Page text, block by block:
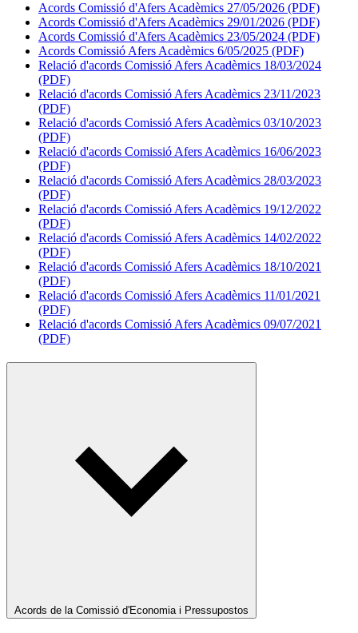
Acords Comissió d'Afers Acadèmics 27/05/2026 (PDF)
Acords Comissió d'Afers Acadèmics 29/01/2026 (PDF)
Acords Comissió d'Afers Acadèmics 23/05/2024 (PDF)
Acords Comissió Afers Acadèmics 6/05/2025 (PDF)
Relació d'acords Comissió Afers Acadèmics 18/03/2024
(PDF)
Relació d'acords Comissió Afers Acadèmics 23/11/2023
(PDF)
Relació d'acords Comissió Afers Acadèmics 03/10/2023
(PDF)
Relació d'acords Comissió Afers Acadèmics 16/06/2023
(PDF)
Relació d'acords Comissió Afers Acadèmics 28/03/2023
(PDF)
Relació d'acords Comissió Afers Acadèmics 19/12/2022
(PDF)
Relació d'acords Comissió Afers Acadèmics 14/02/2022
(PDF)
Relació d'acords Comissió Afers Acadèmics 18/10/2021
(PDF)
Relació d'acords Comissió Afers Acadèmics 11/01/2021
(PDF)
Relació d'acords Comissió Afers Acadèmics 09/07/2021
(PDF)
Acords de la Comissió d'Economia i Pressupostos